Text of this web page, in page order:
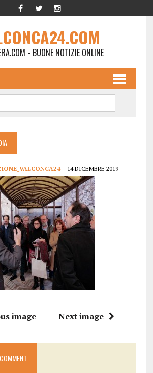
- BUONE NOTIZIE ONLINE
14 DICEMBRE 2019
image Next image